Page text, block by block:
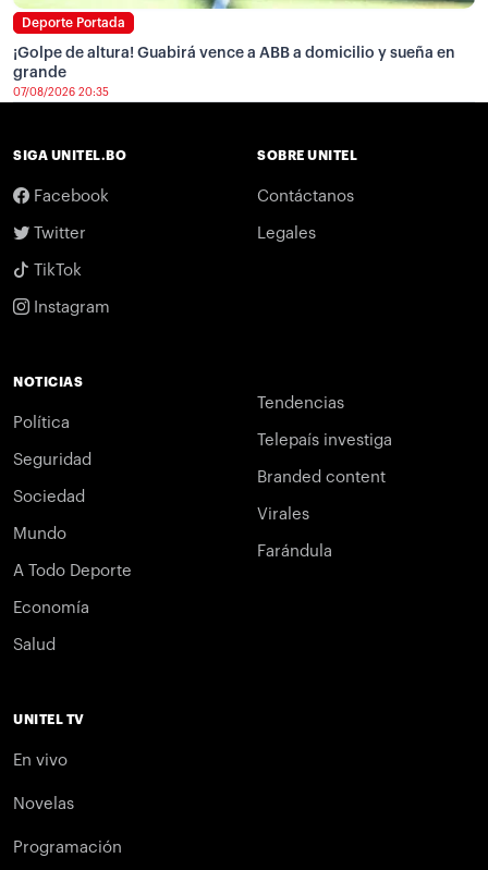
Deporte Portada
¡Golpe de altura! Guabirá vence a ABB a domicilio y sueña en
grande
07/08/2026 20:35
SIGA UNITEL.BO
Facebook
Twitter
TikTok
Instagram
SOBRE UNITEL
Contáctanos
Legales
NOTICIAS
Política
Seguridad
Sociedad
Mundo
A Todo Deporte
Economía
Salud
Tendencias
Telepaís investiga
Branded content
Virales
Farándula
UNITEL TV
En vivo
Novelas
Programación